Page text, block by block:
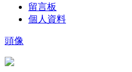
留言板
個人資料
頭像